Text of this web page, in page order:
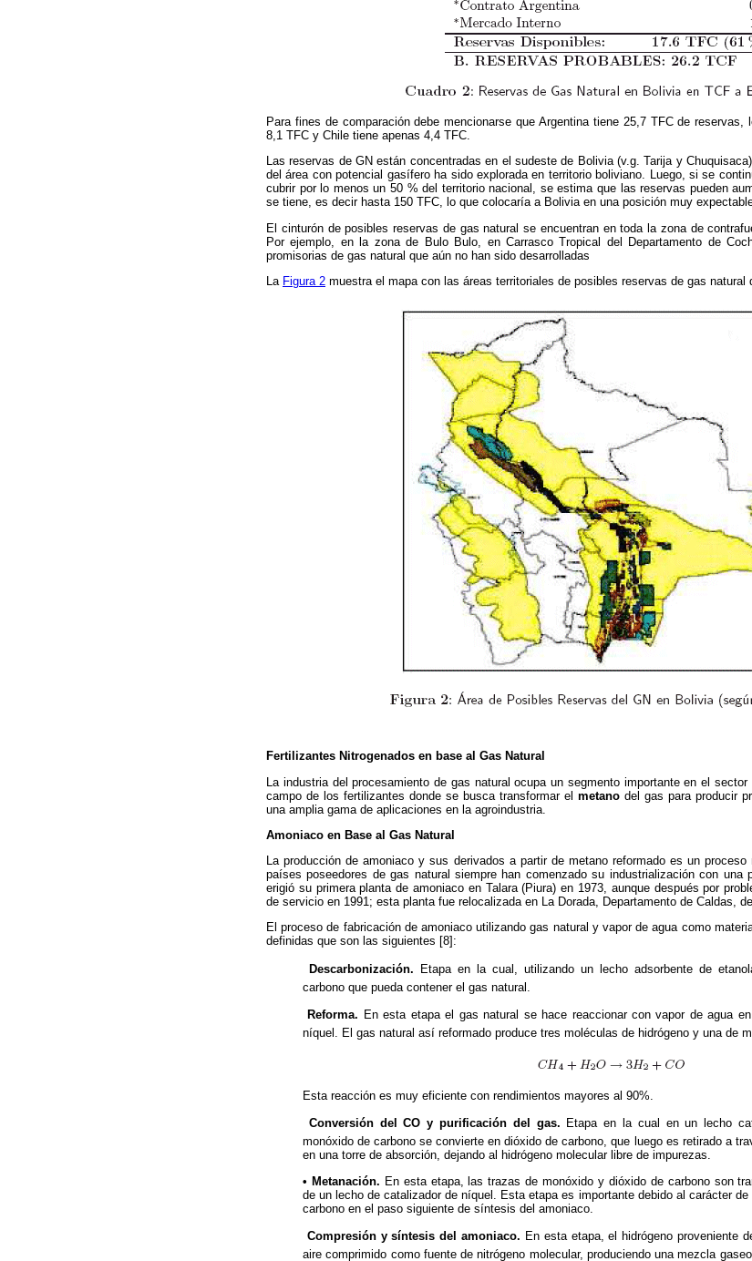
Para fines de comparación debe mencionarse que Argentina tiene 25,7 TFC de
8,1 TFC y Chile tiene apenas 4,4 TFC.
Las reservas de GN están concentradas en el sudeste de Bolivia (v.g. Tarija y
del área con potencial gasífero ha sido explorada en territorio boliviano. Luego, si se
cubrir por lo menos un 50 % del territorio nacional, se estima que las reservas pueden
se tiene, es decir hasta 150 TFC, lo que colocaría a Bolivia en una posición muy
El cinturón de posibles reservas de gas natural se encuentran en toda la zona de
Por ejemplo, en la zona de Bulo Bulo, en Carrasco Tropical del Departamento de
promisorias de gas natural que aún no han sido desarrolladas
La Figura 2 muestra el mapa con las áreas territoriales de posibles reservas de gas natural
Fertilizantes Nitrogenados en base al Gas Natural
La industria del procesamiento de gas natural ocupa un segmento importante en el
campo de los fertilizantes donde se busca transformar el metano del gas para producir
una amplia gama de aplicaciones en la agroindustria.
Amoniaco en Base al Gas Natural
La producción de amoniaco y sus derivados a partir de metano reformado es un proceso
países poseedores de gas natural siempre han comenzado su industrialización con una
erigió su primera planta de amoniaco en Talara (Piura) en 1973, aunque después por
de servicio en 1991; esta planta fue relocalizada en La Dorada, Departamento de Caldas,
El proceso de fabricación de amoniaco utilizando gas natural y vapor de agua como
definidas que son las siguientes [8]:
 Descarbonización. Etapa en la cual, utilizando un lecho adsorbente de
carbono que pueda contener el gas natural.
 Reforma. En esta etapa el gas natural se hace reaccionar con vapor de agua
níquel. El gas natural así reformado produce tres moléculas de hidrógeno y una de
Esta reacción es muy eficiente con rendimientos mayores al 90%.
 Conversión del CO y purificación del gas. Etapa en la cual en un lecho
monóxido de carbono se convierte en dióxido de carbono, que luego es retirado a
en una torre de absorción, dejando al hidrógeno molecular libre de impurezas.
• Metanación. En esta etapa, las trazas de monóxido y dióxido de carbono son
de un lecho de catalizador de níquel. Esta etapa es importante debido al carácter
carbono en el paso siguiente de síntesis del amoniaco.
 Compresión y síntesis del amoniaco. En esta etapa, el hidrógeno proveniente
aire comprimido como fuente de nitrógeno molecular, produciendo una mezcla